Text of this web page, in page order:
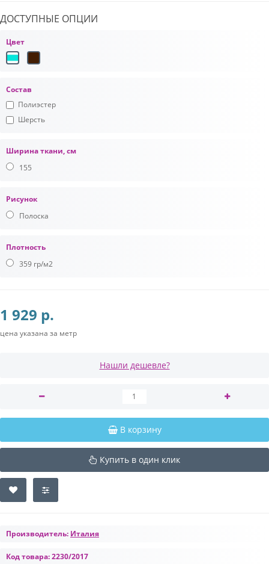
ДОСТУПНЫЕ ОПЦИИ
Цвет
Состав
Полиэстер
Шерсть
Ширина ткани, см
155
Рисунок
Полоска
Плотность
359 гр/м2
1 929 р.
цена указана за метр
Нашли дешевле?
В корзину
Купить в один клик
Производитель: Италия
Код товара:2230/2017